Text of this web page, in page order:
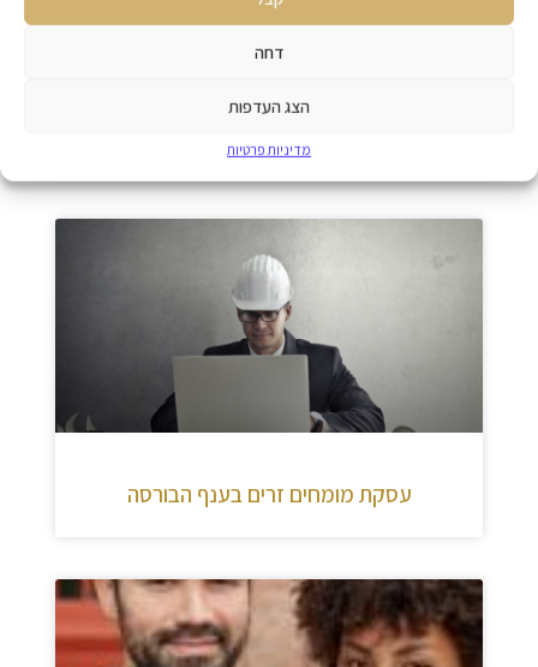
דחה
הצג העדפות
מדיניות פרטיות
אילו זכויות יש לעולים חדשים שמגיעים
עסקת מומחים זרים בענף הבורסה